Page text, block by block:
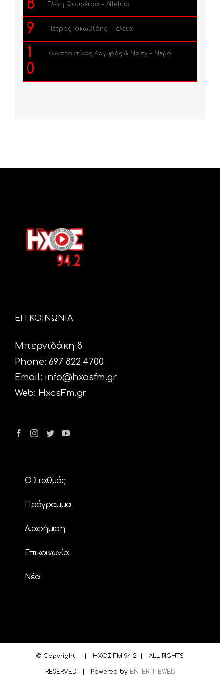
8 Ελένη Φουρέιρα – Alleluia
9 Πέτρος Ιακωβίδης – Τέλεια
1
0
Κωνσταντίνος Αργυρός & Noizy – Νερό
ΕΠΙΚΟΙΝΩΝΙΑ
Μπερνιδάκη 8
Phone: 697 822 4700
Email: info@hxosfm.gr
Web: HxosFm.gr
Ο Σταθμός
Πρόγραμμα
Διαφήμιση
Επικοινωνία
Nέα
© Copyright | ΗΧΟΣ FM 94.2 | ALL RIGHTS
RESERVED | Powered by ENTERTHEWEB